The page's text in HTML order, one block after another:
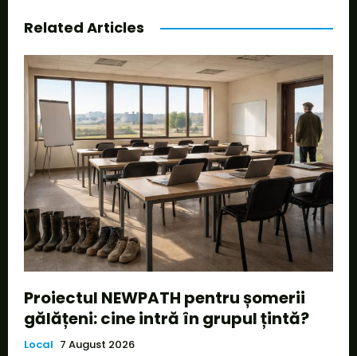
Related Articles
Proiectul NEWPATH pentru șomerii
gălățeni: cine intră în grupul țintă?
Local 7 August 2026